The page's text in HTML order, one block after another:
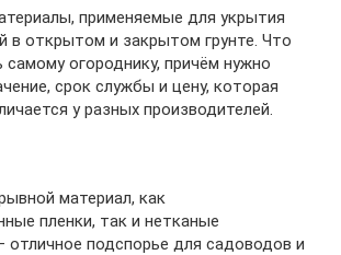
применяемые для укрытия
в открытом и закрытом грунте. Что
огороднику, причём нужно
срок службы и цену, которая
у разных производителей.
материал, как
пленки, так и нетканые
отличное подспорье для садоводов и